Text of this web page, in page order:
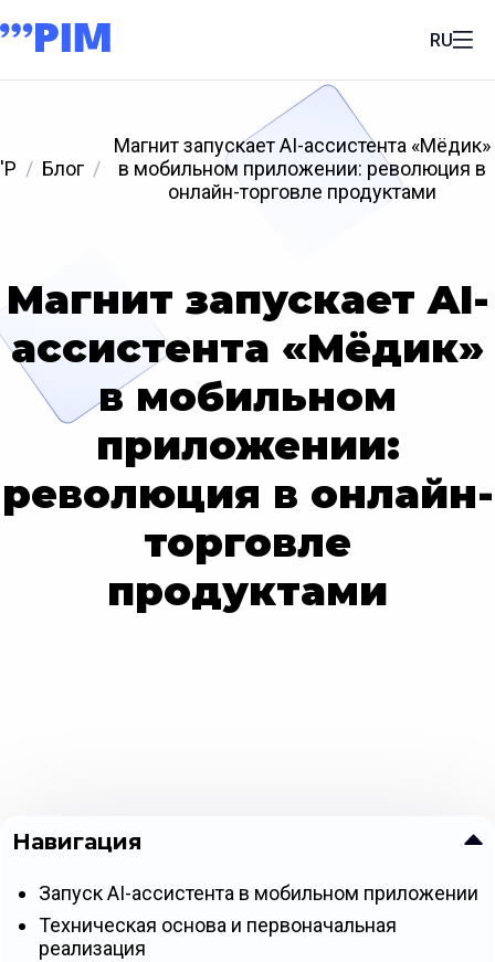
RU
'P Блог
Магнит запускает AI-ассистента «Мёдик»
в мобильном приложении: революция в
онлайн-торговле продуктами
Магнит запускает AI-
ассистента «Мёдик»
в мобильном
приложении:
революция в онлайн-
торговле
продуктами
Навигация
Запуск AI-ассистента в мобильном приложении
Техническая основа и первоначальная
реализация